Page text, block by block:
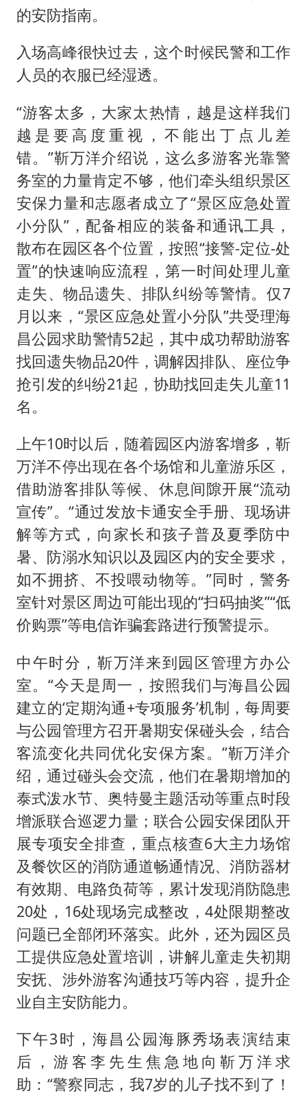
的安防指南。
入场高峰很快过去，这个时候民警和工作
人员的衣服已经湿透。
“游客太多，大家太热情，越是这样我们
越是要高度重视，不能出丁点儿差
错。”靳万洋介绍说，这么多游客光靠警
务室的力量肯定不够，他们牵头组织景区
安保力量和志愿者成立了“景区应急处置
小分队”，配备相应的装备和通讯工具，
散布在园区各个位置，按照“接警-定位-处
置”的快速响应流程，第一时间处理儿童
走失、物品遗失、排队纠纷等警情。仅7
月以来，“景区应急处置小分队”共受理海
昌公园求助警情52起，其中成功帮助游客
找回遗失物品20件，调解因排队、座位争
抢引发的纠纷21起，协助找回走失儿童11
名。
上午10时以后，随着园区内游客增多，靳
万洋不停出现在各个场馆和儿童游乐区，
借助游客排队等候、休息间隙开展“流动
宣传”。“通过发放卡通安全手册、现场讲
解等方式，向家长和孩子普及夏季防中
暑、防溺水知识以及园区内的安全要求，
如不拥挤、不投喂动物等。”同时，警务
室针对景区周边可能出现的“扫码抽奖”“低
价购票”等电信诈骗套路进行预警提示。
中午时分，靳万洋来到园区管理方办公
室。“今天是周一，按照我们与海昌公园
建立的‘定期沟通+专项服务’机制，每周要
与公园管理方召开暑期安保碰头会，结合
客流变化共同优化安保方案。”靳万洋介
绍，通过碰头会交流，他们在暑期增加的
泰式泼水节、奥特曼主题活动等重点时段
增派联合巡逻力量；联合公园安保团队开
展专项安全排查，重点核查6大主力场馆
及餐饮区的消防通道畅通情况、消防器材
有效期、电路负荷等，累计发现消防隐患
20处，16处现场完成整改，4处限期整改
问题已全部闭环落实。此外，还为园区员
工提供应急处置培训，讲解儿童走失初期
安抚、涉外游客沟通技巧等内容，提升企
业自主安防能力。
下午3时，海昌公园海豚秀场表演结束
后，游客李先生焦急地向靳万洋求
助：“警察同志，我7岁的儿子找不到了！